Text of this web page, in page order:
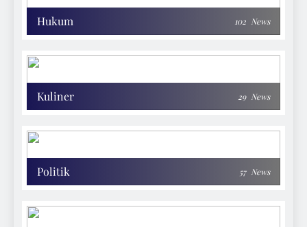
Hukum 102 News
Kuliner 29 News
Politik 57 News